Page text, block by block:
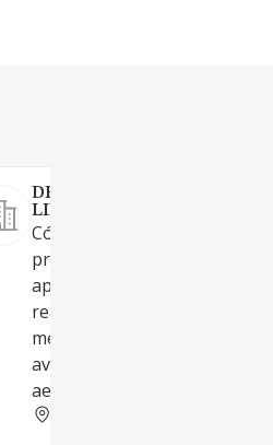
DRON 80 VEINTE
LIMITADA.
Código CNAE de la actividad
principal: 0161: Actividades de
apoyo a la agricultura. La
realización de actividades
mediante el uso de
avanzadas, en especial
aeronaves no tripuladas -